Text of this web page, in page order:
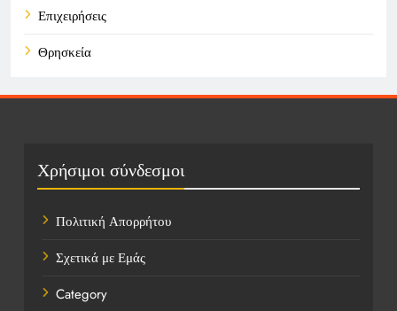
Επιχειρήσεις
Θρησκεία
Πολιτική
Τοποθεσίες
Χρήσιμοι σύνδεσμοι
Πολιτική Απορρήτου
Σχετικά με Εμάς
Category